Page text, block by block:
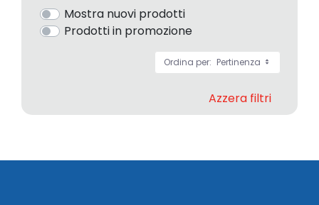
Mostra nuovi prodotti
Prodotti in promozione
Ordina per: Pertinenza
Azzera filtri